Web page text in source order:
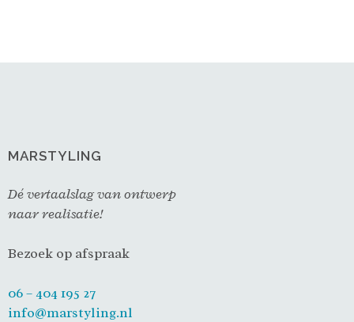
MARSTYLING
Dé vertaalslag van ontwerp
naar realisatie!
Bezoek op afspraak
06 – 404 195 27
info@marstyling.nl